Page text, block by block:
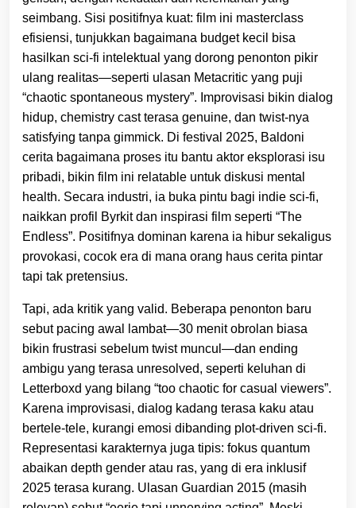
seimbang. Sisi positifnya kuat: film ini masterclass
efisiensi, tunjukkan bagaimana budget kecil bisa
hasilkan sci-fi intelektual yang dorong penonton pikir
ulang realitas—seperti ulasan Metacritic yang puji
“chaotic spontaneous mystery”. Improvisasi bikin dialog
hidup, chemistry cast terasa genuine, dan twist-nya
satisfying tanpa gimmick. Di festival 2025, Baldoni
cerita bagaimana proses itu bantu aktor eksplorasi isu
pribadi, bikin film ini relatable untuk diskusi mental
health. Secara industri, ia buka pintu bagi indie sci-fi,
naikkan profil Byrkit dan inspirasi film seperti “The
Endless”. Positifnya dominan karena ia hibur sekaligus
provokasi, cocok era di mana orang haus cerita pintar
tapi tak pretensius.
Tapi, ada kritik yang valid. Beberapa penonton baru
sebut pacing awal lambat—30 menit obrolan biasa
bikin frustrasi sebelum twist muncul—dan ending
ambigu yang terasa unresolved, seperti keluhan di
Letterboxd yang bilang “too chaotic for casual viewers”.
Karena improvisasi, dialog kadang terasa kaku atau
bertele-tele, kurangi emosi dibanding plot-driven sci-fi.
Representasi karakternya juga tipis: fokus quantum
abaikan depth gender atau ras, yang di era inklusif
2025 terasa kurang. Ulasan Guardian 2015 (masih